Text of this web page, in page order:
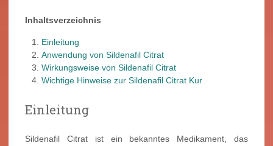
Inhaltsverzeichnis
Einleitung
Anwendung von Sildenafil Citrat
Wirkungsweise von Sildenafil Citrat
Wichtige Hinweise zur Sildenafil Citrat Kur
Einleitung
Sildenafil Citrat ist ein bekanntes Medikament, das